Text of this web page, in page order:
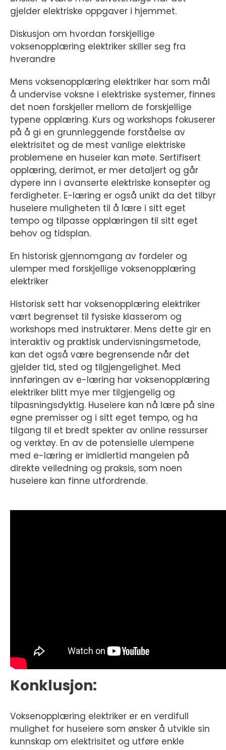
gjelder elektriske oppgaver i hjemmet.
Diskusjon om hvordan forskjellige
voksenopplæring elektriker skiller seg fra
hverandre
Mens voksenopplæring elektriker har som mål
å undervise voksne i elektriske systemer, finnes
det noen forskjeller mellom de forskjellige
typene opplæring. Kurs og workshops fokuserer
på å gi en grunnleggende forståelse av
elektrisitet og de mest vanlige elektriske
problemene en huseier kan møte. Sertifisert
opplæring, derimot, er mer detaljert og går
dypere inn i avanserte elektriske konsepter og
ferdigheter. E-læring er også unikt da det tilbyr
huseiere muligheten til å lære i sitt eget
tempo og tilpasse opplæringen til sitt eget
behov og tidsplan.
En historisk gjennomgang av fordeler og
ulemper med forskjellige voksenopplæring
elektriker
Historisk sett har voksenopplæring elektriker
vært begrenset til fysiske klasserom og
workshops med instruktører. Mens dette gir en
interaktiv og praktisk undervisningsmetode,
kan det også være begrensende når det
gjelder tid, sted og tilgjengelighet. Med
innføringen av e-læring har voksenopplæring
elektriker blitt mye mer tilgjengelig og
tilpasningsdyktig. Huseiere kan nå lære på sine
egne premisser og i sitt eget tempo, og ha
tilgang til et bredt spekter av online ressurser
og verktøy. En av de potensielle ulempene
med e-læring er imidlertid mangelen på
direkte veiledning og praksis, som noen
huseiere kan finne utfordrende.
Konklusjon:
Voksenopplæring elektriker er en verdifull
mulighet for huseiere som ønsker å utvikle sin
kunnskap om elektrisitet og utføre enkle